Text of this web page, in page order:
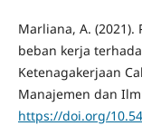
Marliana, A.
beban kerja
Ketenagakerjaan
Manajemen dan
https://doi.org/